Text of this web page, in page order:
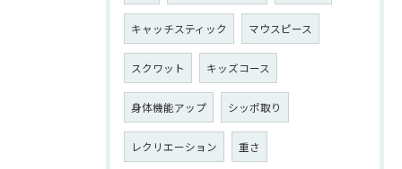
キャッチスティック マウスピース
スクワット キッズコース
身体機能アップ シッポ取り
レクリエーション 重さ